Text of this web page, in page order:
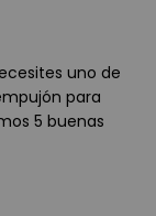
uno de
para
5 buenas